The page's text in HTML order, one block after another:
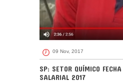
09 Nov, 2017
SP: SETOR QUÍMICO
SALARIAL 2017